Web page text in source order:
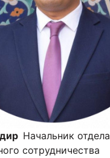
Начальник отдела
сотрудничества